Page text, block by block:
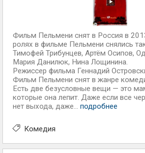
Фильм Пельмени снят в Россия в
ролях в фильме Пельмени снялись
Тимофей Трибунцев, Артём Осипов,
Мария Данилюк, Нина Лощинина.
Режиссер фильма Геннадий
Фильм Пельмени снят в жанре
Есть две безусловные вещи — это
которые она лепит. Даже если все
нет выхода, даже... подробнее
Комедия